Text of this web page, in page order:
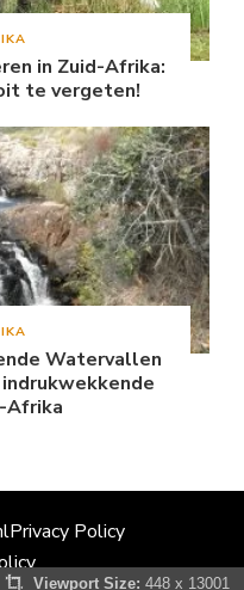
in Zuid-Afrika:
te vergeten!
Watervallen
Afrika
Privacy Policy
Viewport Size: 448 x 13001